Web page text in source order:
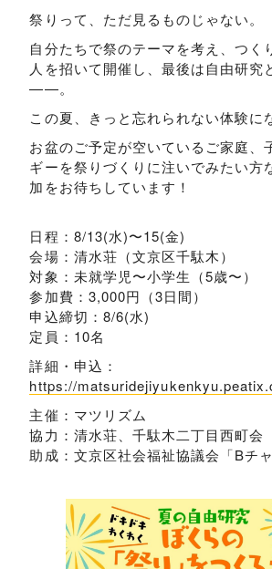
祭りって、ただ見るものじゃない。
自分たちで祭のテーマを考え、つく
人を招いて開催し、最後は自由研究
——。
この夏、きっと忘れられない体験に
お盆のご予定が空いているご家庭、
ギーを祭りづくりに注いでみたい方
加をお待ちしています！
日程：8/13(水)〜15(金)
会場：清水荘（文京区千駄木）
対象：未就学児〜小学生（5歳〜）
参加費：3,000円（3日間）
申込締切：8/6(水)
定員：10名
詳細・申込：
https://
主催：マツリズム
協力：清水荘、千駄木二丁目西町会
助成：文京区社会福祉協議会「Bチャ